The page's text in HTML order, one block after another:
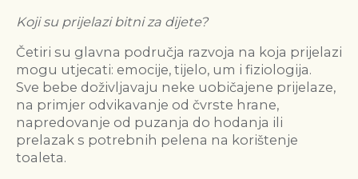
Koji su prijelazi bitni za dijete?
Četiri su glavna područja razvoja na koja prijelazi
mogu utjecati: emocije, tijelo, um i fiziologija.
Sve bebe doživljavaju neke uobičajene prijelaze,
na primjer odvikavanje od čvrste hrane,
napredovanje od puzanja do hodanja ili
prelazak s potrebnih pelena na korištenje
toaleta.